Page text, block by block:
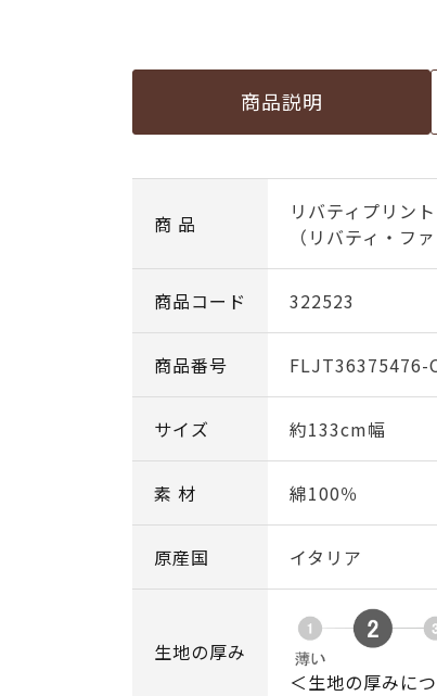
商品説明
商 品
リバティプリン
（リバティ・フ
商品コード 322523
商品番号 FLJT36375476-
サイズ 約133cm幅
素 材 綿100％
原産国 イタリア
生地の厚み
＜生地の厚みに